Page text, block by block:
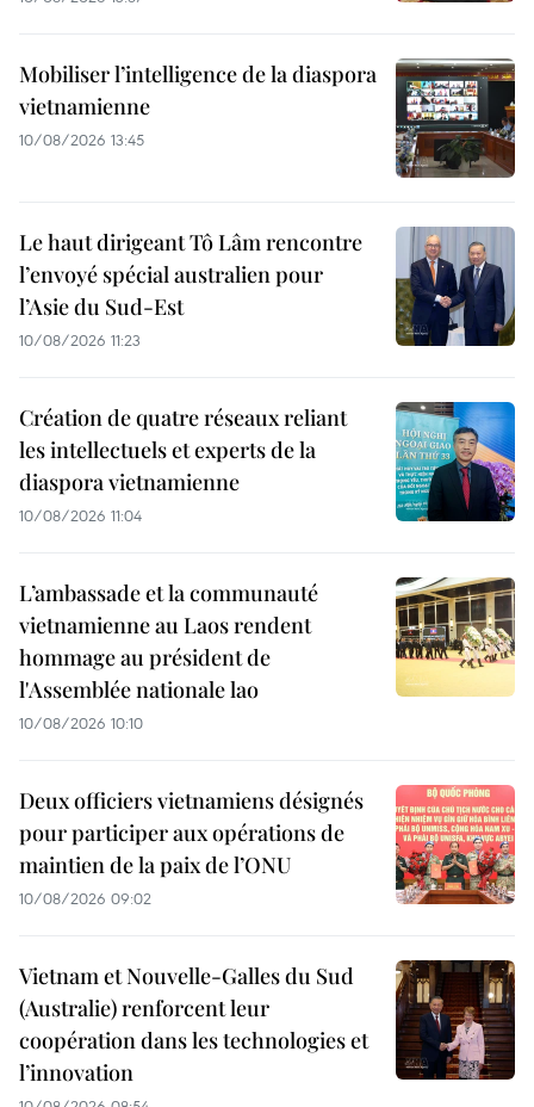
Mobiliser l’intelligence de la diaspora
vietnamienne
10/08/2026 13:45
Le haut dirigeant Tô Lâm rencontre
l’envoyé spécial australien pour
l’Asie du Sud-Est
10/08/2026 11:23
Création de quatre réseaux reliant
les intellectuels et experts de la
diaspora vietnamienne
10/08/2026 11:04
L’ambassade et la communauté
vietnamienne au Laos rendent
hommage au président de
l'Assemblée nationale lao
10/08/2026 10:10
Deux officiers vietnamiens désignés
pour participer aux opérations de
maintien de la paix de l’ONU
10/08/2026 09:02
Vietnam et Nouvelle-Galles du Sud
(Australie) renforcent leur
coopération dans les technologies et
l’innovation